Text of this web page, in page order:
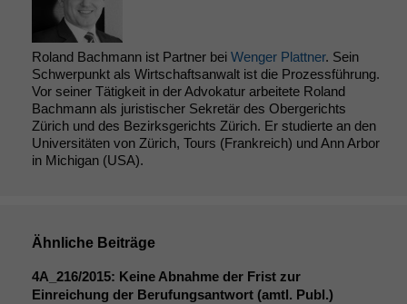
Roland Bachmann ist Partner bei Wenger Plattner. Sein
Schwerpunkt als Wirtschaftsanwalt ist die Prozessführung.
Vor seiner Tätigkeit in der Advokatur arbeitete Roland
Bachmann als juristischer Sekretär des Obergerichts
Zürich und des Bezirksgerichts Zürich. Er studierte an den
Universitäten von Zürich, Tours (Frankreich) und Ann Arbor
in Michigan (USA).
Ähnliche Beiträge
4A_216/2015: Keine Abnahme der Frist zur
Einreichung der Berufungsantwort (amtl. Publ.)
Funktionalität
Einige
Funktionen auf
dieser Website
funktionieren.